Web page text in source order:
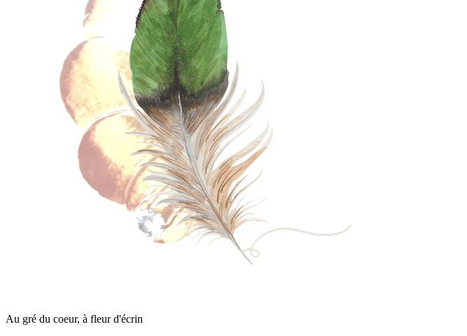
Au gré du coeur, à fleur d'écrin